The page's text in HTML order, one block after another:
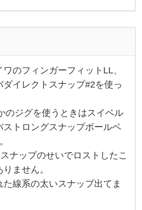
のフィンガーフィットLL、
ダイレクトスナップ#2を使っ
のジグを使うときはスイベル
ストロングスナップボールベ
ナップのせいでロストしたこ
ません。
線系の太いスナップ出てま